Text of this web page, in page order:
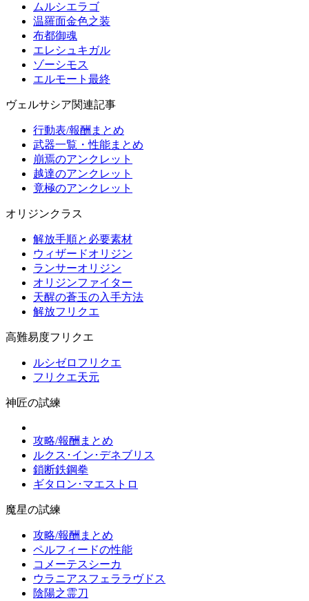
ムルシエラゴ
温羅面金色之装
布都御魂
エレシュキガル
ゾーシモス
エルモート最終
ヴェルサシア関連記事
行動表/報酬まとめ
武器一覧・性能まとめ
崩焉のアンクレット
越達のアンクレット
竟極のアンクレット
オリジンクラス
解放手順と必要素材
ウィザードオリジン
ランサーオリジン
オリジンファイター
天醒の蒼玉の入手方法
解放フリクエ
高難易度フリクエ
ルシゼロフリクエ
フリクエ天元
神匠の試練
攻略/報酬まとめ
ルクス･イン･デネブリス
鎖断鉄鋼拳
ギタロン･マエストロ
魔星の試練
攻略/報酬まとめ
ペルフィードの性能
コメーテスシーカ
ウラニアスフェララヴドス
陰陽之霊刀